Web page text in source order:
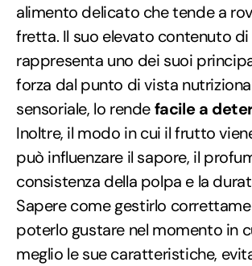
alimento delicato che tende a
fretta. Il suo elevato contenuto di
rappresenta uno dei suoi
forza dal punto di vista
sensoriale, lo rendefacile a
Inoltre, il modo in cui il frutto
può influenzare il sapore, il
consistenza della polpa e la
Sapere come gestirlo
poterlo gustare nel momento in
meglio le sue caratteristiche,